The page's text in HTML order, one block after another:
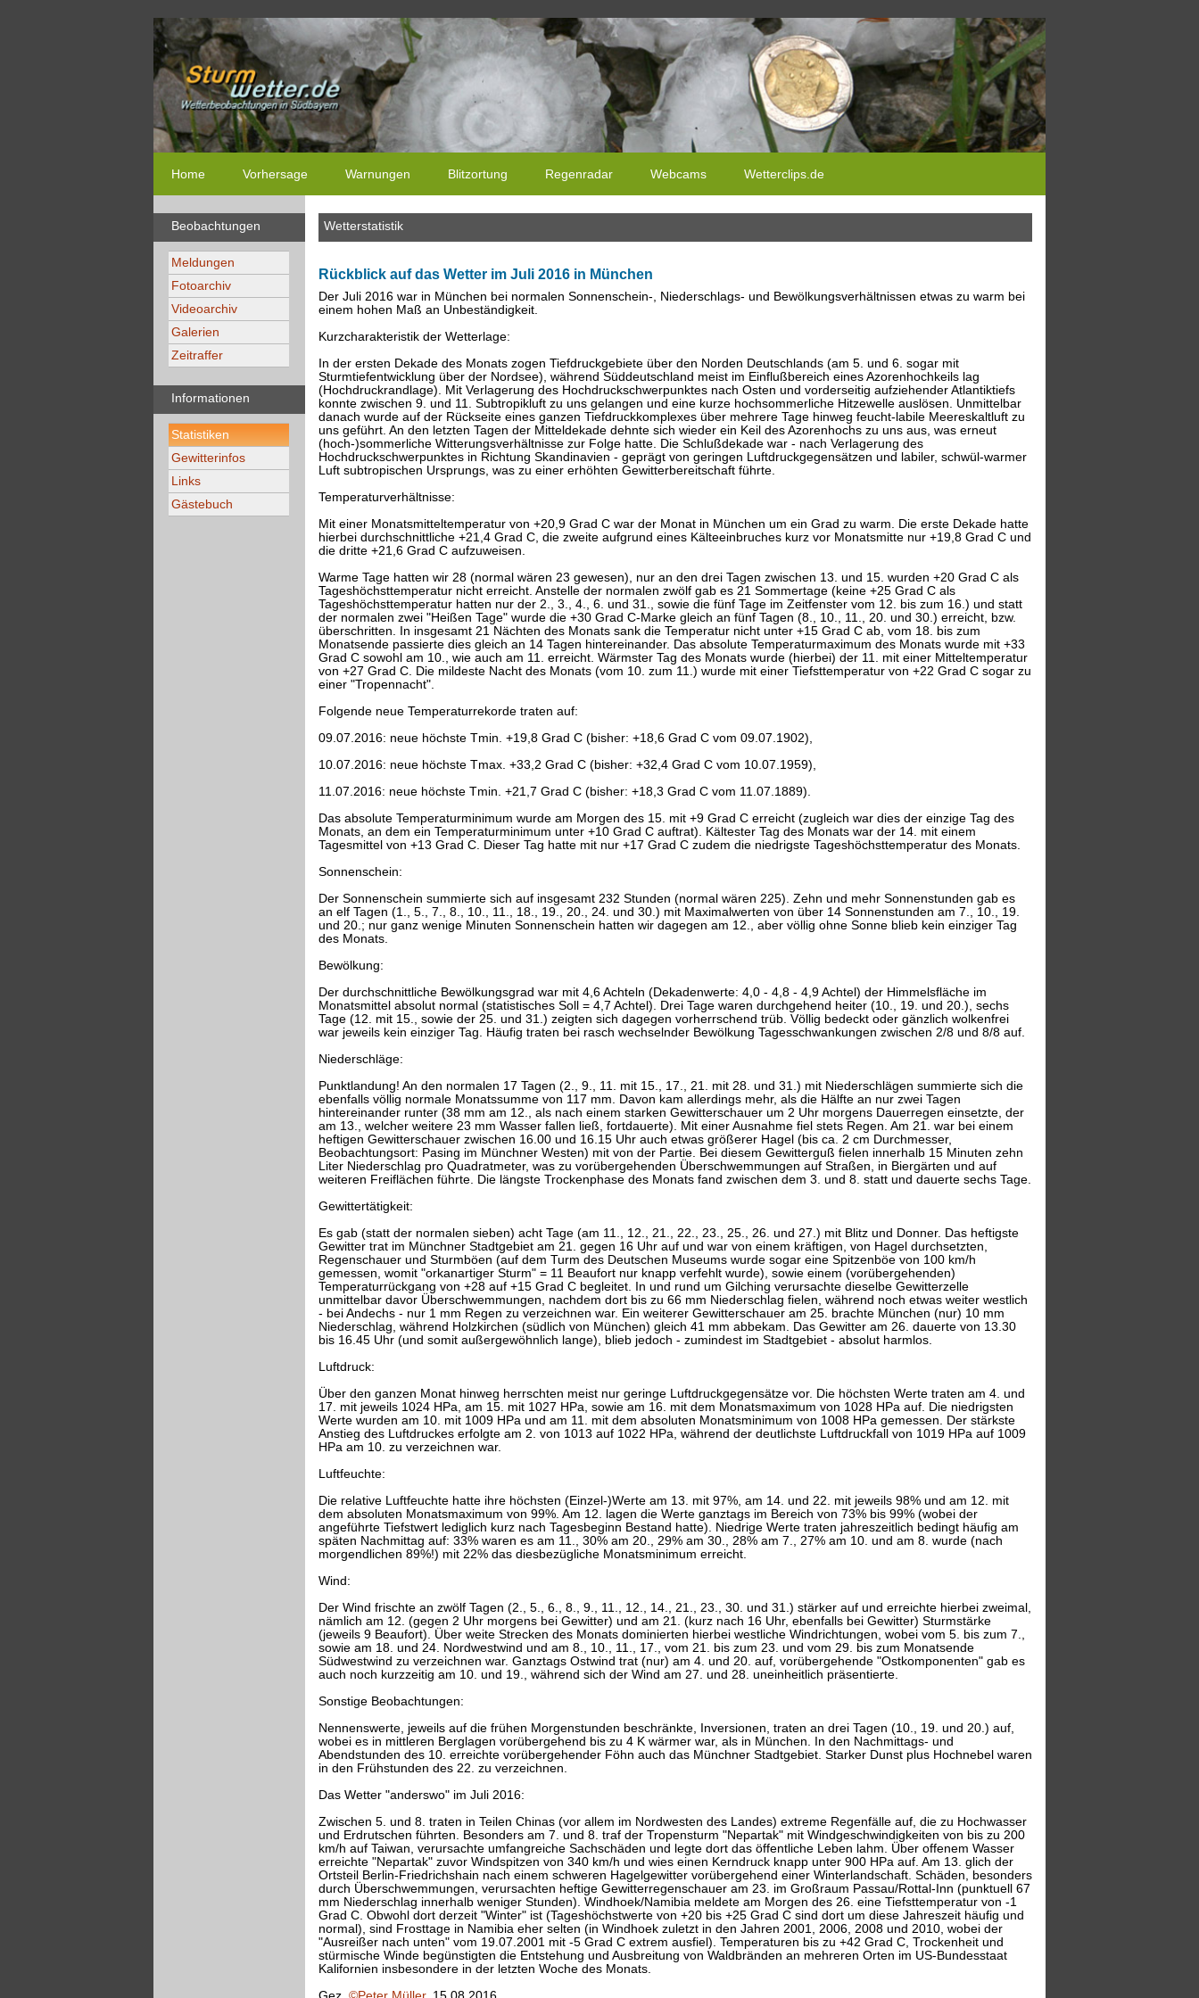
Home Vorhersage Warnungen Blitzortung Regenradar Webcams Wetterclips.de
Beobachtungen
Meldungen
Fotoarchiv
Videoarchiv
Galerien
Zeitraffer
Informationen
Statistiken
Gewitterinfos
Links
Gästebuch
Wetterstatistik
Rückblick auf das Wetter im Juli 2016 in München
Der Juli 2016 war in München bei normalen Sonnenschein-, Niederschlags- und Bewölkungsverhältnissen etwas zu warm bei
einem hohen Maß an Unbeständigkeit.
Kurzcharakteristik der Wetterlage:
In der ersten Dekade des Monats zogen Tiefdruckgebiete über den Norden Deutschlands (am 5. und 6. sogar mit
Sturmtiefentwicklung über der Nordsee), während Süddeutschland meist im Einflußbereich eines Azorenhochkeils lag
(Hochdruckrandlage). Mit Verlagerung des Hochdruckschwerpunktes nach Osten und vorderseitig aufziehender Atlantiktiefs
konnte zwischen 9. und 11. Subtropikluft zu uns gelangen und eine kurze hochsommerliche Hitzewelle auslösen. Unmittelbar
danach wurde auf der Rückseite eines ganzen Tiefdruckkomplexes über mehrere Tage hinweg feucht-labile Meereskaltluft zu
uns geführt. An den letzten Tagen der Mitteldekade dehnte sich wieder ein Keil des Azorenhochs zu uns aus, was erneut
(hoch-)sommerliche Witterungsverhältnisse zur Folge hatte. Die Schlußdekade war - nach Verlagerung des
Hochdruckschwerpunktes in Richtung Skandinavien - geprägt von geringen Luftdruckgegensätzen und labiler, schwül-warmer
Luft subtropischen Ursprungs, was zu einer erhöhten Gewitterbereitschaft führte.
Temperaturverhältnisse:
Mit einer Monatsmitteltemperatur von +20,9 Grad C war der Monat in München um ein Grad zu warm. Die erste Dekade hatte
hierbei durchschnittliche +21,4 Grad C, die zweite aufgrund eines Kälteeinbruches kurz vor Monatsmitte nur +19,8 Grad C und
die dritte +21,6 Grad C aufzuweisen.
Warme Tage hatten wir 28 (normal wären 23 gewesen), nur an den drei Tagen zwischen 13. und 15. wurden +20 Grad C als
Tageshöchsttemperatur nicht erreicht. Anstelle der normalen zwölf gab es 21 Sommertage (keine +25 Grad C als
Tageshöchsttemperatur hatten nur der 2., 3., 4., 6. und 31., sowie die fünf Tage im Zeitfenster vom 12. bis zum 16.) und statt
der normalen zwei "Heißen Tage" wurde die +30 Grad C-Marke gleich an fünf Tagen (8., 10., 11., 20. und 30.) erreicht, bzw.
überschritten. In insgesamt 21 Nächten des Monats sank die Temperatur nicht unter +15 Grad C ab, vom 18. bis zum
Monatsende passierte dies gleich an 14 Tagen hintereinander. Das absolute Temperaturmaximum des Monats wurde mit +33
Grad C sowohl am 10., wie auch am 11. erreicht. Wärmster Tag des Monats wurde (hierbei) der 11. mit einer Mitteltemperatur
von +27 Grad C. Die mildeste Nacht des Monats (vom 10. zum 11.) wurde mit einer Tiefsttemperatur von +22 Grad C sogar zu
einer "Tropennacht".
Folgende neue Temperaturrekorde traten auf:
09.07.2016: neue höchste Tmin. +19,8 Grad C (bisher: +18,6 Grad C vom 09.07.1902),
10.07.2016: neue höchste Tmax. +33,2 Grad C (bisher: +32,4 Grad C vom 10.07.1959),
11.07.2016: neue höchste Tmin. +21,7 Grad C (bisher: +18,3 Grad C vom 11.07.1889).
Das absolute Temperaturminimum wurde am Morgen des 15. mit +9 Grad C erreicht (zugleich war dies der einzige Tag des
Monats, an dem ein Temperaturminimum unter +10 Grad C auftrat). Kältester Tag des Monats war der 14. mit einem
Tagesmittel von +13 Grad C. Dieser Tag hatte mit nur +17 Grad C zudem die niedrigste Tageshöchsttemperatur des Monats.
Sonnenschein:
Der Sonnenschein summierte sich auf insgesamt 232 Stunden (normal wären 225). Zehn und mehr Sonnenstunden gab es
an elf Tagen (1., 5., 7., 8., 10., 11., 18., 19., 20., 24. und 30.) mit Maximalwerten von über 14 Sonnenstunden am 7., 10., 19.
und 20.; nur ganz wenige Minuten Sonnenschein hatten wir dagegen am 12., aber völlig ohne Sonne blieb kein einziger Tag
des Monats.
Bewölkung:
Der durchschnittliche Bewölkungsgrad war mit 4,6 Achteln (Dekadenwerte: 4,0 - 4,8 - 4,9 Achtel) der Himmelsfläche im
Monatsmittel absolut normal (statistisches Soll = 4,7 Achtel). Drei Tage waren durchgehend heiter (10., 19. und 20.), sechs
Tage (12. mit 15., sowie der 25. und 31.) zeigten sich dagegen vorherrschend trüb. Völlig bedeckt oder gänzlich wolkenfrei
war jeweils kein einziger Tag. Häufig traten bei rasch wechselnder Bewölkung Tagesschwankungen zwischen 2/8 und 8/8 auf.
Niederschläge:
Punktlandung! An den normalen 17 Tagen (2., 9., 11. mit 15., 17., 21. mit 28. und 31.) mit Niederschlägen summierte sich die
ebenfalls völlig normale Monatssumme von 117 mm. Davon kam allerdings mehr, als die Hälfte an nur zwei Tagen
hintereinander runter (38 mm am 12., als nach einem starken Gewitterschauer um 2 Uhr morgens Dauerregen einsetzte, der
am 13., welcher weitere 23 mm Wasser fallen ließ, fortdauerte). Mit einer Ausnahme fiel stets Regen. Am 21. war bei einem
heftigen Gewitterschauer zwischen 16.00 und 16.15 Uhr auch etwas größerer Hagel (bis ca. 2 cm Durchmesser,
Beobachtungsort: Pasing im Münchner Westen) mit von der Partie. Bei diesem Gewitterguß fielen innerhalb 15 Minuten zehn
Liter Niederschlag pro Quadratmeter, was zu vorübergehenden Überschwemmungen auf Straßen, in Biergärten und auf
weiteren Freiflächen führte. Die längste Trockenphase des Monats fand zwischen dem 3. und 8. statt und dauerte sechs Tage.
Gewittertätigkeit:
Es gab (statt der normalen sieben) acht Tage (am 11., 12., 21., 22., 23., 25., 26. und 27.) mit Blitz und Donner. Das heftigste
Gewitter trat im Münchner Stadtgebiet am 21. gegen 16 Uhr auf und war von einem kräftigen, von Hagel durchsetzten,
Regenschauer und Sturmböen (auf dem Turm des Deutschen Museums wurde sogar eine Spitzenböe von 100 km/h
gemessen, womit "orkanartiger Sturm" = 11 Beaufort nur knapp verfehlt wurde), sowie einem (vorübergehenden)
Temperaturrückgang von +28 auf +15 Grad C begleitet. In und rund um Gilching verursachte dieselbe Gewitterzelle
unmittelbar davor Überschwemmungen, nachdem dort bis zu 66 mm Niederschlag fielen, während noch etwas weiter westlich
- bei Andechs - nur 1 mm Regen zu verzeichnen war. Ein weiterer Gewitterschauer am 25. brachte München (nur) 10 mm
Niederschlag, während Holzkirchen (südlich von München) gleich 41 mm abbekam. Das Gewitter am 26. dauerte von 13.30
bis 16.45 Uhr (und somit außergewöhnlich lange), blieb jedoch - zumindest im Stadtgebiet - absolut harmlos.
Luftdruck:
Über den ganzen Monat hinweg herrschten meist nur geringe Luftdruckgegensätze vor. Die höchsten Werte traten am 4. und
17. mit jeweils 1024 HPa, am 15. mit 1027 HPa, sowie am 16. mit dem Monatsmaximum von 1028 HPa auf. Die niedrigsten
Werte wurden am 10. mit 1009 HPa und am 11. mit dem absoluten Monatsminimum von 1008 HPa gemessen. Der stärkste
Anstieg des Luftdruckes erfolgte am 2. von 1013 auf 1022 HPa, während der deutlichste Luftdruckfall von 1019 HPa auf 1009
HPa am 10. zu verzeichnen war.
Luftfeuchte:
Die relative Luftfeuchte hatte ihre höchsten (Einzel-)Werte am 13. mit 97%, am 14. und 22. mit jeweils 98% und am 12. mit
dem absoluten Monatsmaximum von 99%. Am 12. lagen die Werte ganztags im Bereich von 73% bis 99% (wobei der
angeführte Tiefstwert lediglich kurz nach Tagesbeginn Bestand hatte). Niedrige Werte traten jahreszeitlich bedingt häufig am
späten Nachmittag auf: 33% waren es am 11., 30% am 20., 29% am 30., 28% am 7., 27% am 10. und am 8. wurde (nach
morgendlichen 89%!) mit 22% das diesbezügliche Monatsminimum erreicht.
Wind:
Der Wind frischte an zwölf Tagen (2., 5., 6., 8., 9., 11., 12., 14., 21., 23., 30. und 31.) stärker auf und erreichte hierbei zweimal,
nämlich am 12. (gegen 2 Uhr morgens bei Gewitter) und am 21. (kurz nach 16 Uhr, ebenfalls bei Gewitter) Sturmstärke
(jeweils 9 Beaufort). Über weite Strecken des Monats dominierten hierbei westliche Windrichtungen, wobei vom 5. bis zum 7.,
sowie am 18. und 24. Nordwestwind und am 8., 10., 11., 17., vom 21. bis zum 23. und vom 29. bis zum Monatsende
Südwestwind zu verzeichnen war. Ganztags Ostwind trat (nur) am 4. und 20. auf, vorübergehende "Ostkomponenten" gab es
auch noch kurzzeitig am 10. und 19., während sich der Wind am 27. und 28. uneinheitlich präsentierte.
Sonstige Beobachtungen:
Nennenswerte, jeweils auf die frühen Morgenstunden beschränkte, Inversionen, traten an drei Tagen (10., 19. und 20.) auf,
wobei es in mittleren Berglagen vorübergehend bis zu 4 K wärmer war, als in München. In den Nachmittags- und
Abendstunden des 10. erreichte vorübergehender Föhn auch das Münchner Stadtgebiet. Starker Dunst plus Hochnebel waren
in den Frühstunden des 22. zu verzeichnen.
Das Wetter "anderswo" im Juli 2016:
Zwischen 5. und 8. traten in Teilen Chinas (vor allem im Nordwesten des Landes) extreme Regenfälle auf, die zu Hochwasser
und Erdrutschen führten. Besonders am 7. und 8. traf der Tropensturm "Nepartak" mit Windgeschwindigkeiten von bis zu 200
km/h auf Taiwan, verursachte umfangreiche Sachschäden und legte dort das öffentliche Leben lahm. Über offenem Wasser
erreichte "Nepartak" zuvor Windspitzen von 340 km/h und wies einen Kerndruck knapp unter 900 HPa auf. Am 13. glich der
Ortsteil Berlin-Friedrichshain nach einem schweren Hagelgewitter vorübergehend einer Winterlandschaft. Schäden, besonders
durch Überschwemmungen, verursachten heftige Gewitterregenschauer am 23. im Großraum Passau/Rottal-Inn (punktuell 67
mm Niederschlag innerhalb weniger Stunden). Windhoek/Namibia meldete am Morgen des 26. eine Tiefsttemperatur von -1
Grad C. Obwohl dort derzeit "Winter" ist (Tageshöchstwerte von +20 bis +25 Grad C sind dort um diese Jahreszeit häufig und
normal), sind Frosttage in Namibia eher selten (in Windhoek zuletzt in den Jahren 2001, 2006, 2008 und 2010, wobei der
"Ausreißer nach unten" vom 19.07.2001 mit -5 Grad C extrem ausfiel). Temperaturen bis zu +42 Grad C, Trockenheit und
stürmische Winde begünstigten die Entstehung und Ausbreitung von Waldbränden an mehreren Orten im US-Bundesstaat
Kalifornien insbesondere in der letzten Woche des Monats.